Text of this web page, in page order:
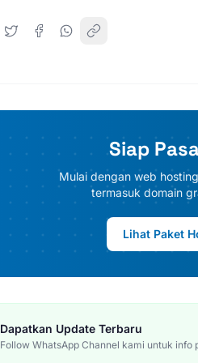
Siap
Mulai dengan web
termasuk domain
Lihat Paket
Dapatkan Update Terbaru
Follow WhatsApp Channel kami untuk